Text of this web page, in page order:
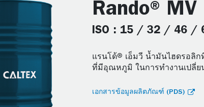
Rando® MV
ISO : 15 / 32 / 46 /
แรนโด้® เอ็มวี น้ำมันไฮดรอลิ
ที่มีอุณหภูมิ ในการทำงานเปลี่ย
เอกสารข้อมูลผลิตภัณฑ์ (PDS)